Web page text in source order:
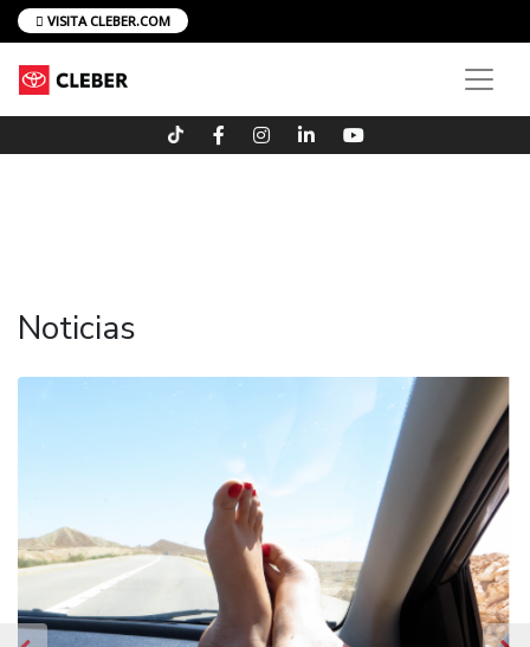
VISITA CLEBER.COM
Noticias